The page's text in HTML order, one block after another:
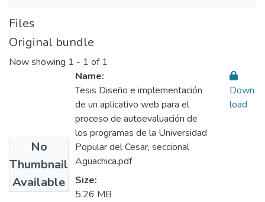
Files
Original bundle
Now showing 1 - 1 of 1
No
Thumbnail
Available
Name:
Tesis Diseño e implementación
de un aplicativo web para el
proceso de autoevaluación de
los programas de la Universidad
Popular del Cesar, seccional
Aguachica.pdf
Size:
5.26 MB
Down
load